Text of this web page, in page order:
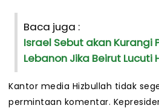
Baca juga :
Israel Sebut akan Kurangi
Lebanon Jika Beirut Lucuti
Kantor media Hizbullah tidak
permintaan komentar.